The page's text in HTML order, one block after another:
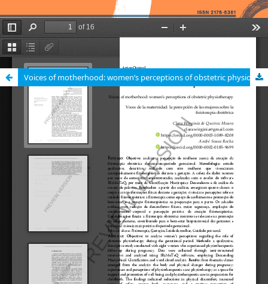
Voices of motherhood: women’s perceptions of obstetric physiotherapy / Vozes da maternidade: a percepção de mulheres sobre a fisioterapia obstétricaozes da maternidade: a percepção de mulheres sobre a fisioterapia obstétrica